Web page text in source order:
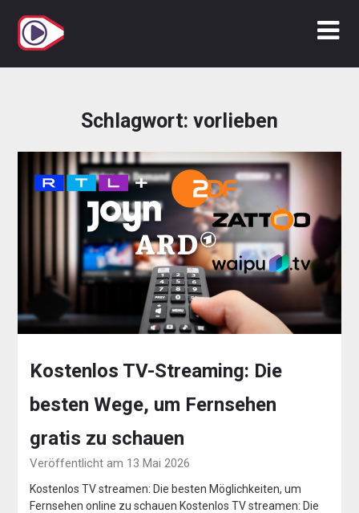
Inhalt
springen
Schlagwort: vorlieben
Kostenlos TV-Streaming: Die
besten Wege, um Fernsehen
gratis zu schauen
Veröffentlicht am 13 Mai 2026
Kostenlos TV streamen: Die besten Möglichkeiten, um
Fernsehen online zu schauen Kostenlos TV streamen: Die